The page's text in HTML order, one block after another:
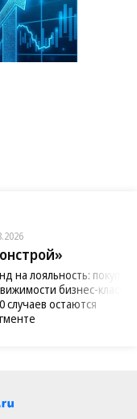
на лояльность:
бизнес-класса
случаев остаются